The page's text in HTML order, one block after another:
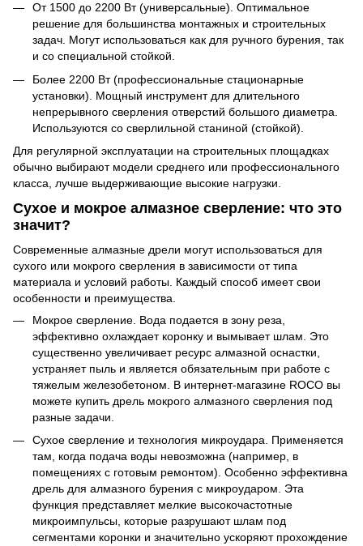
От 1500 до 2200 Вт (универсальные). Оптимальное
решение для большинства монтажных и строительных
задач. Могут использоваться как для ручного бурения, так
и со специальной стойкой.
Более 2200 Вт (профессиональные стационарные
установки). Мощный инструмент для длительного
непрерывного сверления отверстий большого диаметра.
Используются со сверлильной станиной (стойкой).
Для регулярной эксплуатации на строительных площадках
обычно выбирают модели среднего или профессионального
класса, лучше выдерживающие высокие нагрузки.
Сухое и мокрое алмазное сверление: что это
значит?
Современные алмазные дрели могут использоваться для
сухого или мокрого сверления в зависимости от типа
материала и условий работы. Каждый способ имеет свои
особенности и преимущества.
Мокрое сверление. Вода подается в зону реза,
эффективно охлаждает коронку и вымывает шлам. Это
существенно увеличивает ресурс алмазной оснастки,
устраняет пыль и является обязательным при работе с
тяжелым железобетоном. В интернет-магазине ROCO вы
можете купить дрель мокрого алмазного сверления под
разные задачи.
Сухое сверление и технология микроудара. Применяется
там, когда подача воды невозможна (например, в
помещениях с готовым ремонтом). Особенно эффективна
дрель для алмазного бурения с микроударом. Эта
функция представляет мелкие высокочастотные
микроимпульсы, которые разрушают шлам под
сегментами коронки и значительно ускоряют прохождение